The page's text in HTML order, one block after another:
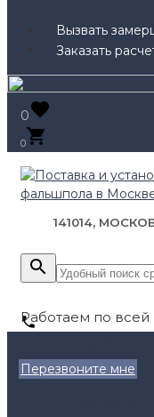
Вызвать
Заказать
0
0
141014,
Работаем по всей
Перезвоните мне